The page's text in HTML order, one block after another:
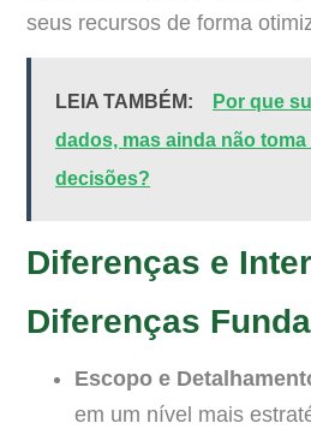
seus recursos de forma
LEIA TAMBÉM:
Por que
dados, mas ainda não
decisões?
Diferenças e
Diferenças
Escopo e
em um nível mais